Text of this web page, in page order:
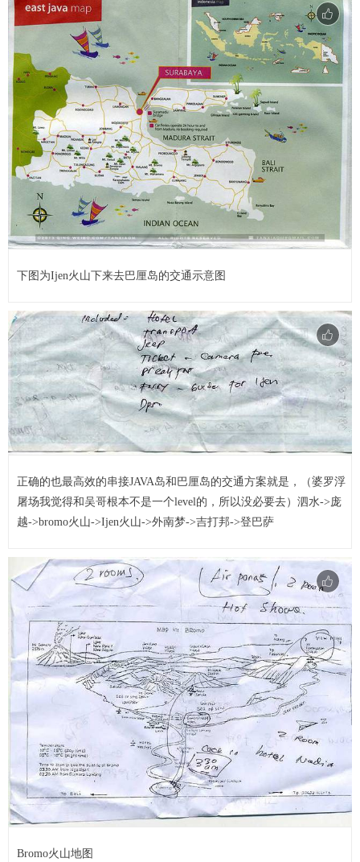
下图为Ijen火山下来去巴厘岛的交通示意图
正确的也最高效的串接JAVA岛和巴厘岛的交通方案就是，（婆罗浮
屠场我觉得和吴哥根本不是一个level的，所以没必要去）泗水->庞
越->bromo火山->Ijen火山->外南梦->吉打邦->登巴萨
Bromo火山地图